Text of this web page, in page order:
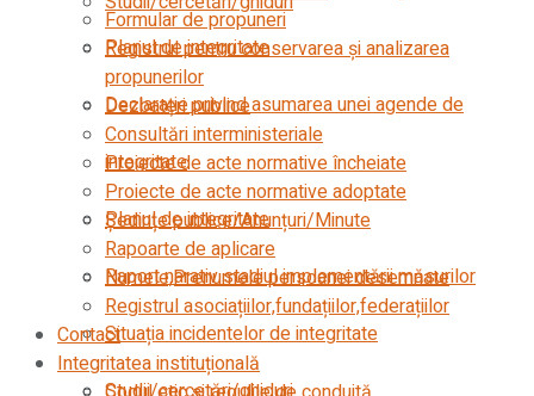
Planul de integritate
Declarație privind asumarea unei agende de
integritate
Planul de integritate
Raport narativ stadiul implementării măsurilor
Situația incidentelor de integritate
Formular de propuneri
Registrul pentru conservarea și analizarea
propunerilor
Dezbateri publice
Consultări interministeriale
Proiecte de acte normative încheiate
Proiecte de acte normative adoptate
Ședințe publice/Anunțuri/Minute
Rapoarte de aplicare
Numele,Prenumele persoanei desemnate
Registrul asociațiilor,fundațiilor,federațiilor
Contact
Integritatea instituțională